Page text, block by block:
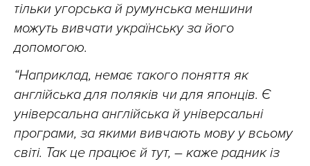
тільки угорська й румунська меншини
можуть вивчати українську за його
допомогою.
“Наприклад, немає такого поняття як
англійська для поляків чи для японців. Є
універсальна англійська й універсальні
програми, за якими вивчають мову у всьому
світі. Так це працює й тут, – каже радник із